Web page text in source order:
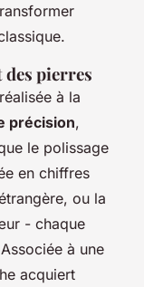
des pierres
à la
précision,
le polissage
en chiffres
ou la
- chaque
à une
acquiert